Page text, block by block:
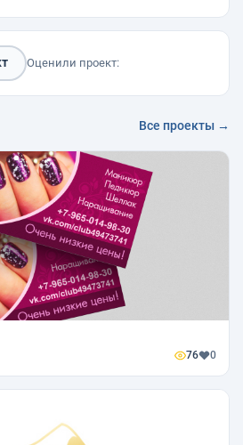
Оценили проект:
Все проекты →
76 0